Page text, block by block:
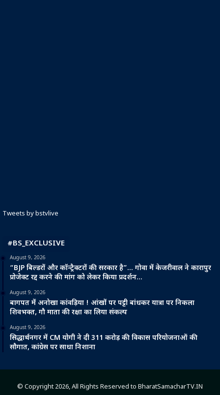
Tweets by bstvlive
#BS_EXCLUSIVE
August 9, 2026
“BJP बिल्डरों और कॉन्ट्रैक्टरों की सरकार है”… गोवा में केजरीवाल ने कारापुर
प्रोजेक्ट रद्द करने की मांग को लेकर किया प्रदर्शन…
August 9, 2026
बागपत में अनोखा कांवड़िया ! आंखों पर पट्टी बांधकर यात्रा पर निकला
शिवभक्त, गौ माता की रक्षा का लिया संकल्प
August 9, 2026
सिद्धार्थनगर में CM योगी ने दी 311 करोड़ की विकास परियोजनाओं की
सौगात, कांग्रेस पर साधा निशाना
© Copyright 2026, All Rights Reserved to BharatSamacharTV.IN